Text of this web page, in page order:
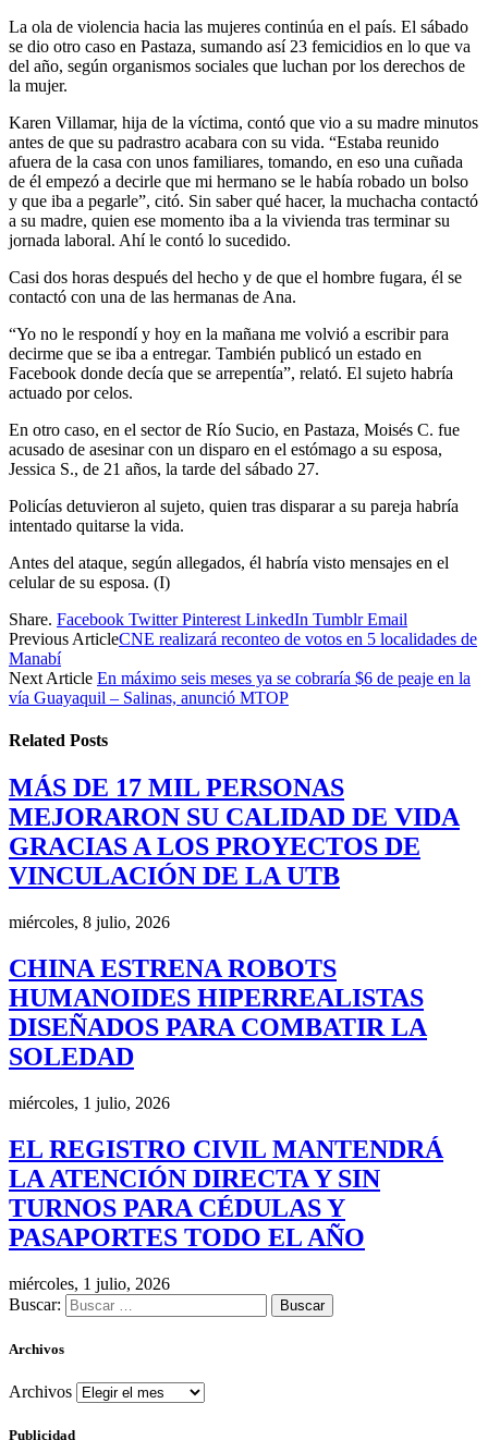
La ola de violencia hacia las mujeres continúa en el país. El sábado
se dio otro caso en Pastaza, sumando así 23 femicidios en lo que va
del año, según organismos sociales que luchan por los derechos de
la mujer.
Karen Villamar, hija de la víctima, contó que vio a su madre minutos
antes de que su padrastro acabara con su vida. “Estaba reunido
afuera de la casa con unos familiares, tomando, en eso una cuñada
de él empezó a decirle que mi hermano se le había robado un bolso
y que iba a pegarle”, citó. Sin saber qué hacer, la muchacha contactó
a su madre, quien ese momento iba a la vivienda tras terminar su
jornada laboral. Ahí le contó lo sucedido.
Casi dos horas después del hecho y de que el hombre fugara, él se
contactó con una de las hermanas de Ana.
“Yo no le respondí y hoy en la mañana me volvió a escribir para
decirme que se iba a entregar. También publicó un estado en
Facebook donde decía que se arrepentía”, relató. El sujeto habría
actuado por celos.
En otro caso, en el sector de Río Sucio, en Pastaza, Moisés C. fue
acusado de asesinar con un disparo en el estómago a su esposa,
Jessica S., de 21 años, la tarde del sábado 27.
Policías detuvieron al sujeto, quien tras disparar a su pareja habría
intentado quitarse la vida.
Antes del ataque, según allegados, él habría visto mensajes en el
celular de su esposa. (I)
Share. Facebook Twitter Pinterest LinkedIn Tumblr Email
Previous ArticleCNE realizará reconteo de votos en 5 localidades de
Manabí
Next Article En máximo seis meses ya se cobraría $6 de peaje en la
vía Guayaquil – Salinas, anunció MTOP
Related Posts
MÁS DE 17 MIL PERSONAS
MEJORARON SU CALIDAD DE VIDA
GRACIAS A LOS PROYECTOS DE
VINCULACIÓN DE LA UTB
miércoles, 8 julio, 2026
CHINA ESTRENA ROBOTS
HUMANOIDES HIPERREALISTAS
DISEÑADOS PARA COMBATIR LA
SOLEDAD
miércoles, 1 julio, 2026
EL REGISTRO CIVIL MANTENDRÁ
LA ATENCIÓN DIRECTA Y SIN
TURNOS PARA CÉDULAS Y
PASAPORTES TODO EL AÑO
miércoles, 1 julio, 2026
Buscar:
Archivos
Archivos
Publicidad